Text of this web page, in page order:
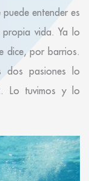
entender es
vida. Ya lo
dice, por barrios.
dos pasiones lo
. Lo tuvimos y lo